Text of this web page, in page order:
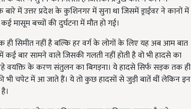
में उत्तर प्रदेश के कुशिनगर में सुना था जिसमें ड्राईवर ने कानों में
बच्चों की दुर्घटना में मौत हो गई।
सिमीत नहीं है बल्कि हर वर्ग के लोगों के लिए यह अब आम बात
बार सामने वाले जिसकी गलती नहीं होती है वो भी हादसे का
वयक्ति के करण संतुलन का बिगड़ना। ये हादसे सिर्फ सड़क तक ही
भी चपेट में आ जाते हैं। ये तो कुछ हादसों से जुड़ी बातें थीं लेकिन इन